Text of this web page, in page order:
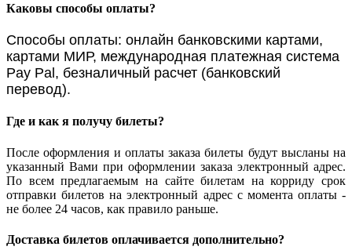
Каковы способы оплаты?
Способы оплаты: онлайн банковскими картами,
картами МИР, международная платежная система
Pay Pal, безналичный расчет (банковский
перевод).
Где и как я получу билеты?
После оформления и оплаты заказа билеты будут высланы на
указанный Вами при оформлении заказа электронный адрес.
По всем предлагаемым на сайте билетам на корриду срок
отправки билетов на электронный адрес с момента оплаты -
не более 24 часов, как правило раньше.
Доставка билетов оплачивается дополнительно?